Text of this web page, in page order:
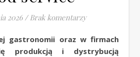
2026/ Brak komentarzy
produkcją i dystrybucją